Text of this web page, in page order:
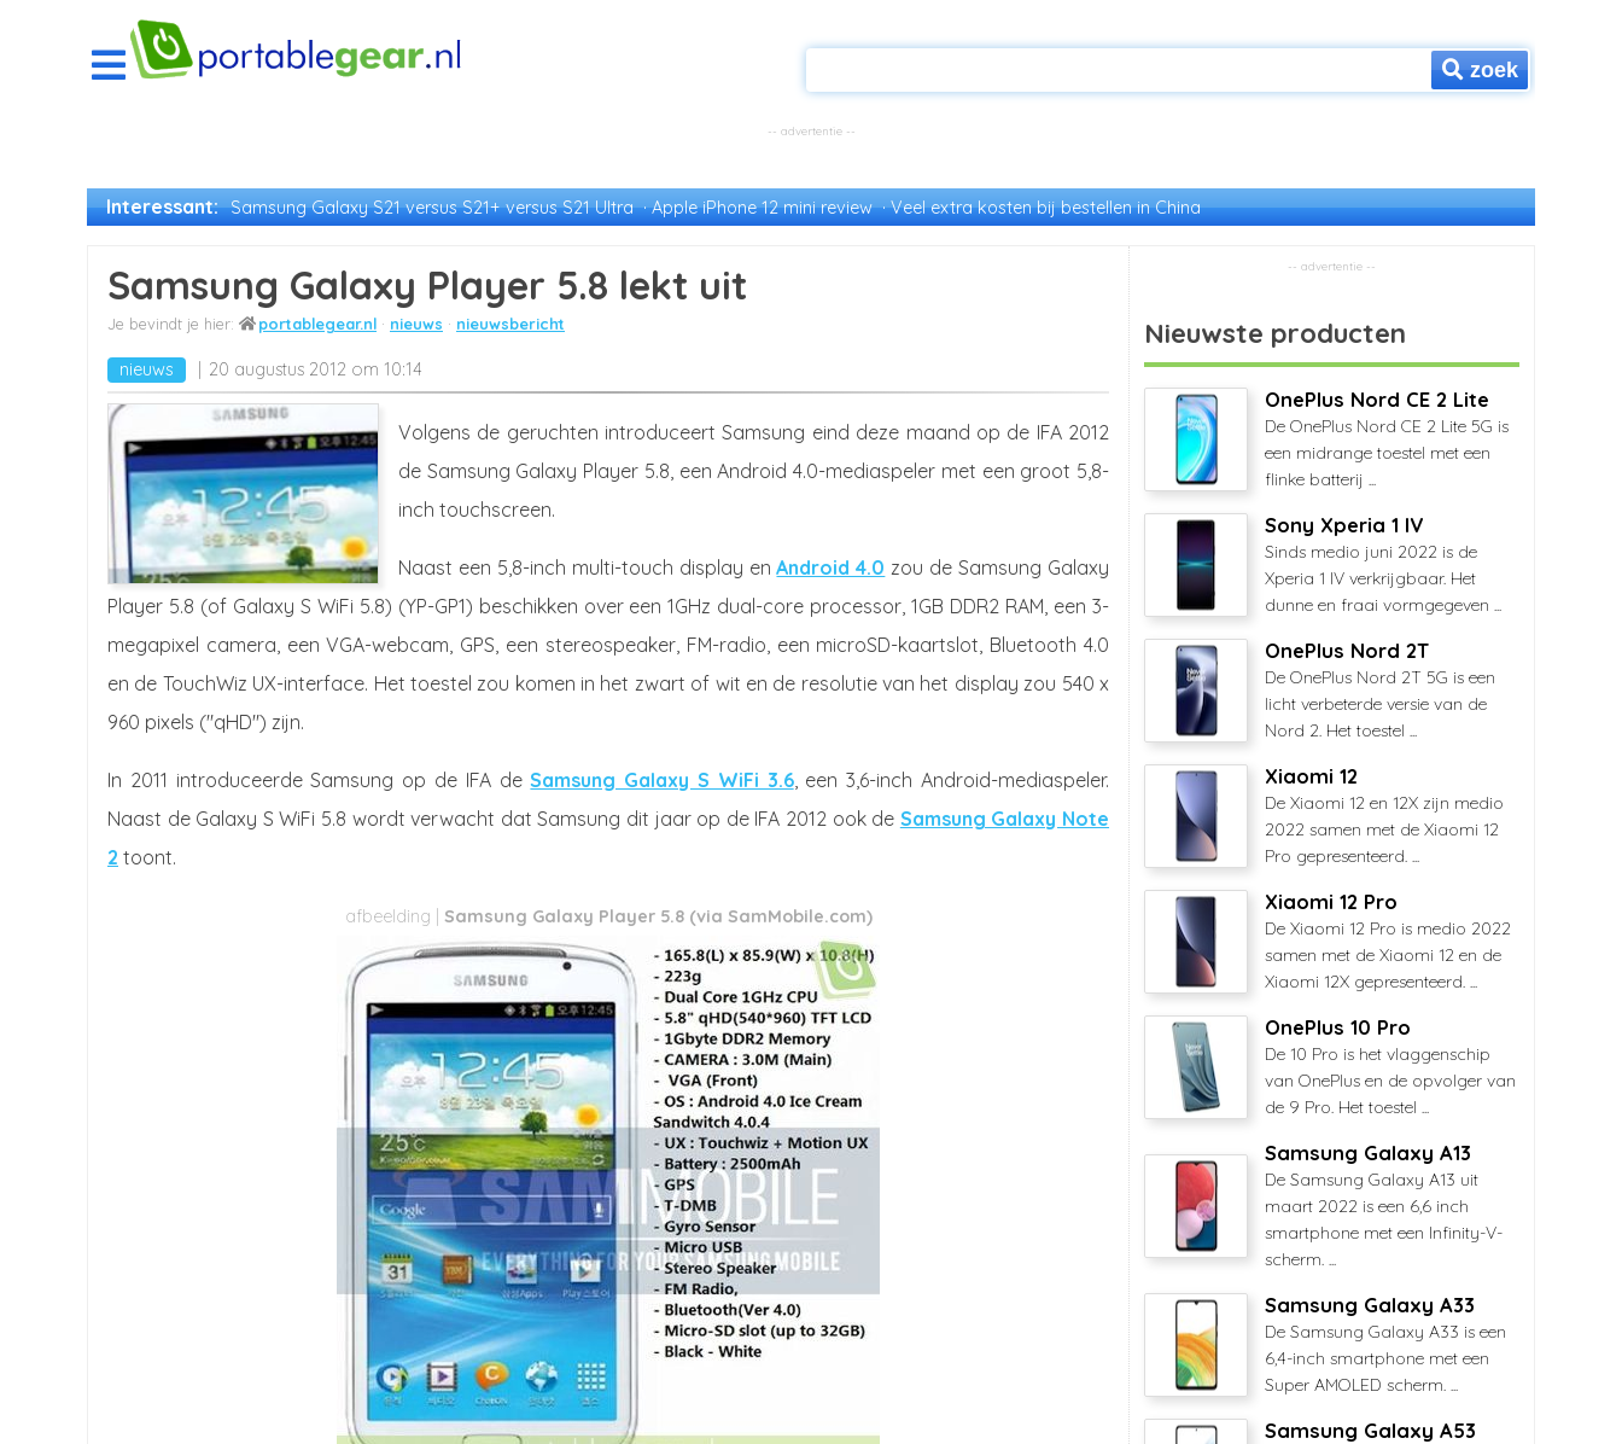
zoek
Interessant: Samsung Galaxy S21 versus S21+ versus S21 Ultra Apple iPhone 12 mini review Veel extra kosten bij bestellen in China
Samsung Galaxy Player 5.8 lekt uit
portablegear.nl nieuws nieuwsbericht
nieuws 20 augustus 2012 om 10:14
Volgens de geruchten introduceert Samsung eind deze maand op de IFA 2012
de Samsung Galaxy Player 5.8, een Android 4.0-mediaspeler met een groot 5,8-
inch touchscreen.
Naast een 5,8-inch multi-touch display enAndroid 4.0 zou de Samsung Galaxy
Player 5.8 (of Galaxy S WiFi 5.8) (YP-GP1) beschikken over een 1GHz dual-core processor, 1GB DDR2 RAM, een 3-
megapixel camera, een VGA-webcam, GPS, een stereospeaker, FM-radio, een microSD-kaartslot, Bluetooth 4.0
en de TouchWiz UX-interface. Het toestel zou komen in het zwart of wit en de resolutie van het display zou 540 x
960 pixels ("qHD") zijn.
In 2011 introduceerde Samsung op de IFA deSamsung Galaxy S WiFi 3.6, een 3,6-inch Android-mediaspeler.
Naast de Galaxy S WiFi 5.8 wordt verwacht dat Samsung dit jaar op de IFA 2012 ook de Samsung Galaxy Note
2 toont.
Samsung Galaxy Player 5.8 (via SamMobile.com)
Nieuwste producten
OnePlus Nord CE 2 Lite
De OnePlus Nord CE 2 Lite 5G is
een midrange toestel met een
flinke batterij ...
Sony Xperia 1 IV
Sinds medio juni 2022 is de
Xperia 1 IV verkrijgbaar. Het
dunne en fraai vormgegeven ...
OnePlus Nord 2T
De OnePlus Nord 2T 5G is een
licht verbeterde versie van de
Nord 2. Het toestel ...
Xiaomi 12
De Xiaomi 12 en 12X zijn medio
2022 samen met de Xiaomi 12
Pro gepresenteerd. ...
Xiaomi 12 Pro
De Xiaomi 12 Pro is medio 2022
samen met de Xiaomi 12 en de
Xiaomi 12X gepresenteerd. ...
OnePlus 10 Pro
De 10 Pro is het vlaggenschip
van OnePlus en de opvolger van
de 9 Pro. Het toestel ...
Samsung Galaxy A13
De Samsung Galaxy A13 uit
maart 2022 is een 6,6 inch
smartphone met een Infinity-V-
scherm. ...
Samsung Galaxy A33
De Samsung Galaxy A33 is een
6,4-inch smartphone met een
Super AMOLED scherm. ...
Samsung Galaxy A53